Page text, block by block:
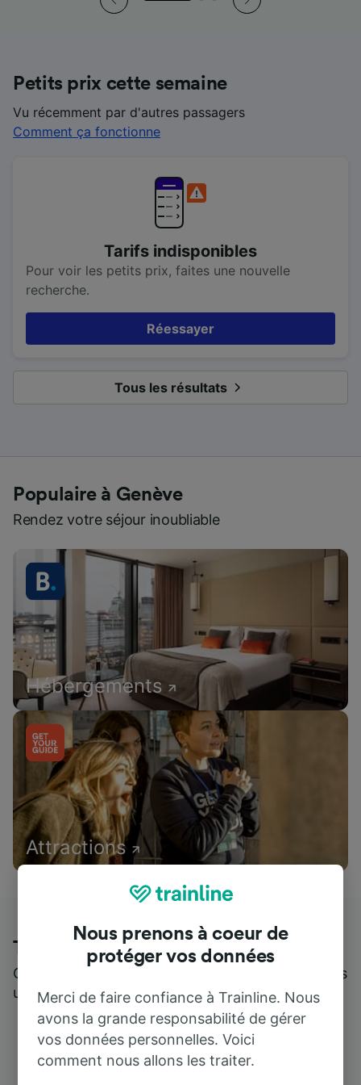
Petits prix cette semaine
Vu récemment par d'autres passagers
Comment ça fonctionne
Tarifs indisponibles
Pour voir les petits prix, faites une nouvelle
recherche.
Réessayer
Tous les résultats
Populaire à Genève
Rendez votre séjour inoubliable
Hébergements
Attractions
Trainline : l'avis de nos clients
Qui mieux pour parler de nous, que ceux qui nous
utilisent ?
Nous prenons à coeur de
protéger vos données
Merci de faire confiance à Trainline. Nous
avons la grande responsabilité de gérer
vos données personnelles. Voici
comment nous allons les traiter.